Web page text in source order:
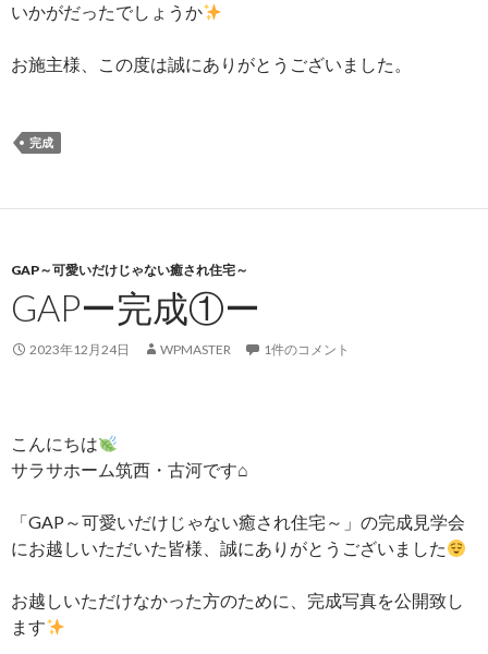
いかがだったでしょうか
お施主様、この度は誠にありがとうございました。
完成
GAP～可愛いだけじゃない癒され住宅～
GAPー完成①ー
2023年12月24日 WPMASTER 1件のコメント
こんにちは
サラサホーム筑西・古河です⌂
「GAP～可愛いだけじゃない癒され住宅～」の完成見学会
にお越しいただいた皆様、誠にありがとうございました
お越しいただけなかった方のために、完成写真を公開致し
ます